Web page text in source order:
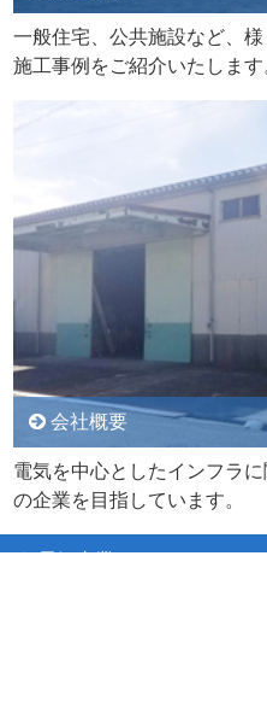
一般住宅、公共施設など、
施工事例をご紹介いたします
会社概要
電気を中心としたインフラ
の企業を目指しています。